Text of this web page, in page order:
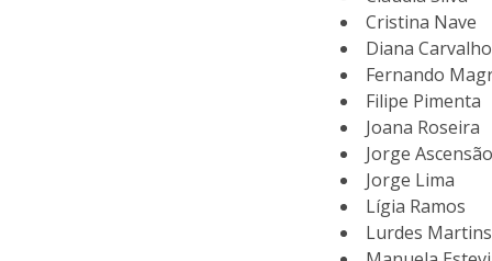
Cristina Nave
Diana Carvalho
Fernando
Filipe Pimenta
Joana Roseira
Jorge Ascensão
Jorge Lima
Lígia Ramos
Lurdes Martins